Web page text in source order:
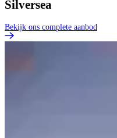
Silversea
Bekijk ons complete aanbod